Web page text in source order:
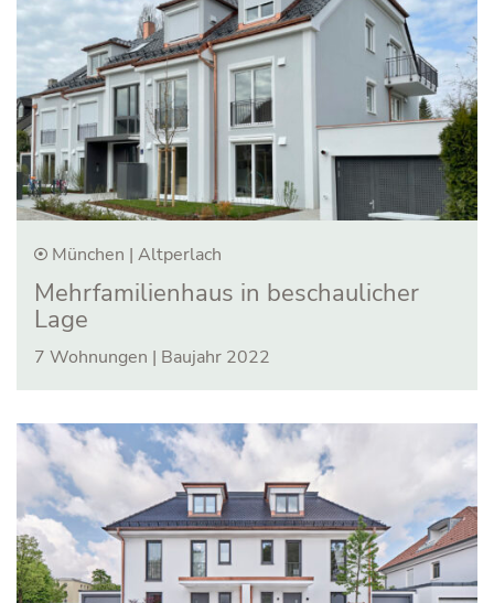
München | Altperlach
Mehrfamilien­haus in beschau­licher
Lage
7 Wohnungen | Baujahr 2022